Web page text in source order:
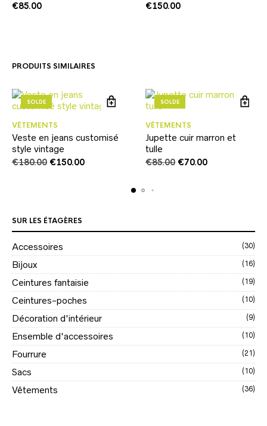
€85.00 €150.00
PRODUITS SIMILAIRES
SOLDE
VÊTEMENTS
Veste en jeans customisé
style vintage
€180.00 Le
€150.00Le
SOLDE
VÊTEMENTS
Jupette cuir marron et
tulle
€85.00 Le
€70.00Le
SUR LES ÉTAGÈRES
Accessoires (30)
Bijoux (16)
Ceintures fantaisie (19)
Ceintures-poches (10)
Décoration d'intérieur (9)
Ensemble d'accessoires (10)
Fourrure (21)
Sacs (10)
Vêtements (36)